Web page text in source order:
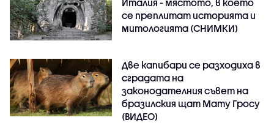
се преплитат историята и
митологията (СНИМКИ)
Две капибари се разходиха в
сградата на
законодателния съвет на
бразилския щат Мату Гросу
(ВИДЕО)